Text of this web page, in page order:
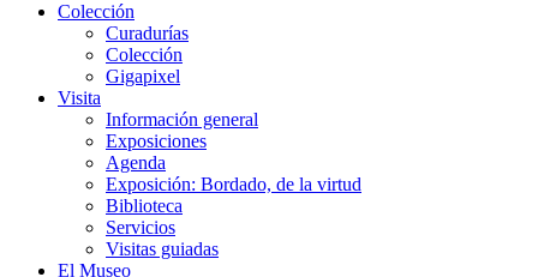
Colección
Curadurías
Colección
Gigapixel
Visita
Información general
Exposiciones
Agenda
Exposición: Bordado, de la virtud
Biblioteca
Servicios
Visitas guiadas
El Museo